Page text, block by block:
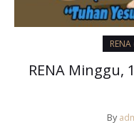
RENA Minggu,
By